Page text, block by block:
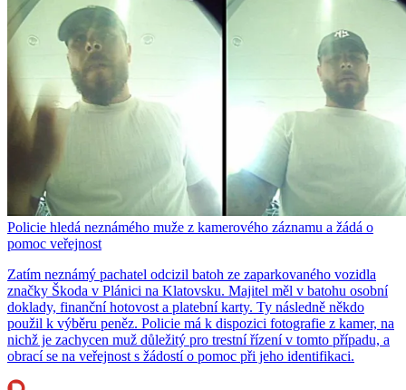
Policie hledá neznámého muže z kamerového záznamu a žádá o
pomoc veřejnost
Zatím neznámý pachatel odcizil batoh ze zaparkovaného vozidla
značky Škoda v Plánici na Klatovsku. Majitel měl v batohu osobní
doklady, finanční hotovost a platební karty. Ty následně někdo
použil k výběru peněz. Policie má k dispozici fotografie z kamer, na
nichž je zachycen muž důležitý pro trestní řízení v tomto případu, a
obrací se na veřejnost s žádostí o pomoc při jeho identifikaci.